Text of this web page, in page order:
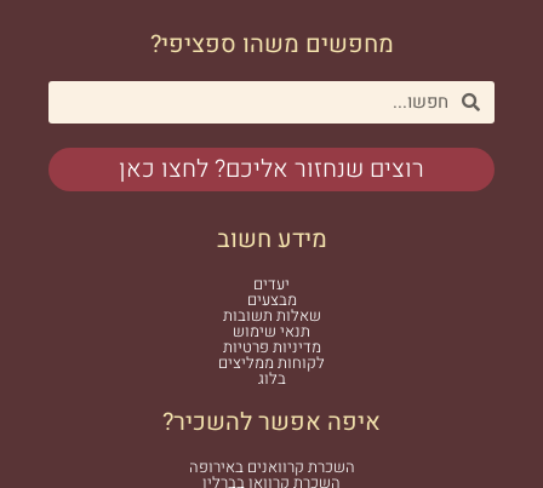
מחפשים משהו ספציפי?
רוצים שנחזור אליכם? לחצו כאן
מידע חשוב
יעדים
מבצעים
שאלות תשובות
תנאי שימוש
מדיניות פרטיות
לקוחות ממליצים
בלוג
איפה אפשר להשכיר?
השכרת קרוואנים באירופה
השכרת קרוואן בברלין